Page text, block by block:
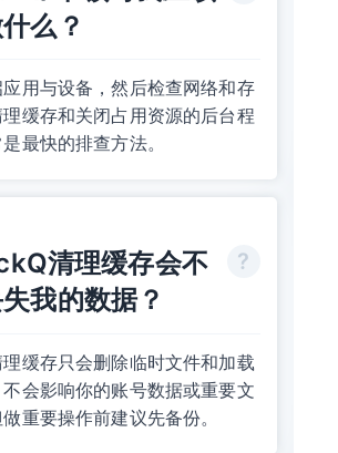
么？
应用与设备，然后检查网络和存
缓存和关闭占用资源的后台程
最快的排查方法。
清理缓存会不
我的数据？
缓存只会删除临时文件和加载
会影响你的账号数据或重要文
重要操作前建议先备份。